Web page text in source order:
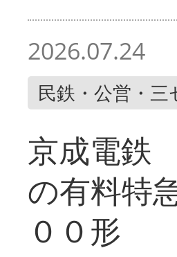
2026.07.24
民鉄・公営・三
京成電鉄
の有料特
００形